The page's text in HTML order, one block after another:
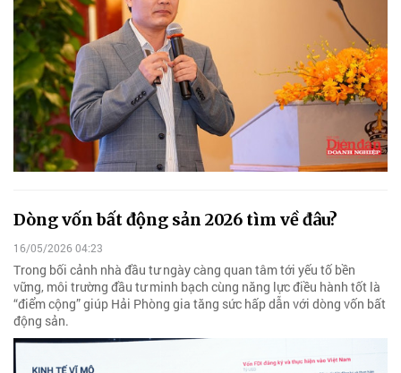
Dòng vốn bất động sản 2026 tìm về đâu?
16/05/2026 04:23
Trong bối cảnh nhà đầu tư ngày càng quan tâm tới yếu tố bền
vững, môi trường đầu tư minh bạch cùng năng lực điều hành tốt là
“điểm cộng” giúp Hải Phòng gia tăng sức hấp dẫn với dòng vốn bất
động sản.